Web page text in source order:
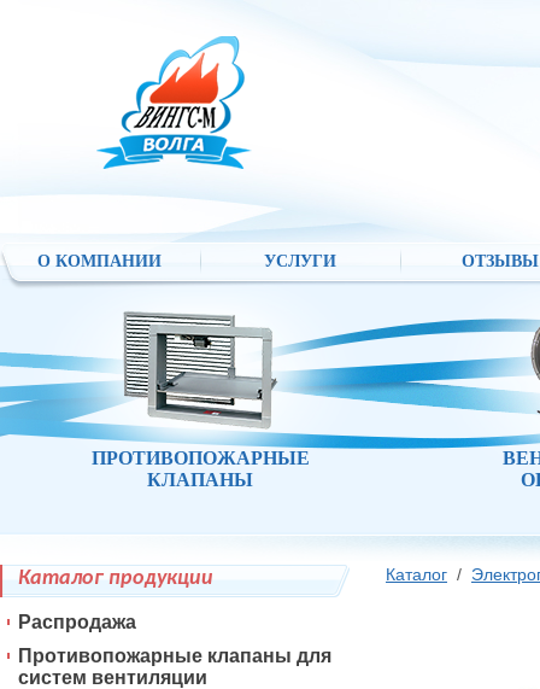
О КОМПАНИИ УСЛУГИ ОТЗЫВЫ
ПРОТИВОПОЖАРНЫЕ
КЛАПАНЫ
Каталог /
Каталог продукции
Распродажа
Противопожарные клапаны для
систем вентиляции